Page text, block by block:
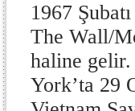
1967
The Wall/
haline
York’ta 29